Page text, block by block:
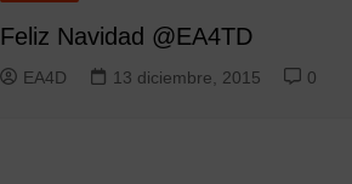
Feliz Navidad @EA4TD
EA4D 13 diciembre, 2015 0